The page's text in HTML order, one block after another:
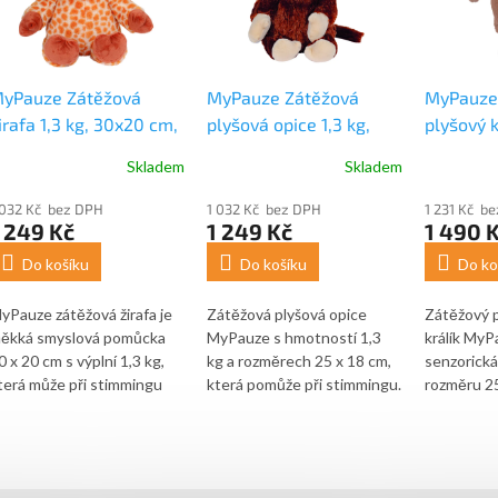
Zátěžová
1,3 kg, 30x20 cm,
Skladem
Kč bez DPH
249 Kč
Do košíku
zátěžová žirafa je
smyslová pomůcka
x 20 cm s výplní 1,3 kg,
může při stimmingu
MyPauze Zátěžová
plyšová opice 1,3 kg,
Skladem
1 032 Kč bez DPH
1 249 Kč
Do košíku
Zátěžová plyšová opice
MyPauze s hmotností 1,3
kg a rozměrech 25 x 18 cm,
která pomůže při stimmingu.
plyšový
1 231 Kč
1 490
Do
Zátěžový
králík
rozměru